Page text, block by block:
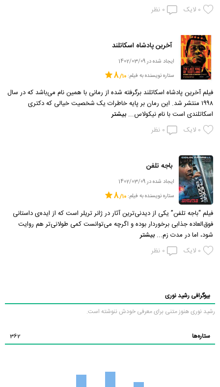
0 لایک 0 نظر
آخرین پادشاه اسکاتلند
ایجاد شده در 1402/03/09
ستاره نویسنده به فیلم:
8
فیلم آخرین پادشاه اسکاتلند برگرفته شده از رمانی با همین نام می‌باشد که در سال
۱۹۹۸ منتشر شد. این رمان بر پایه خاطرات یک شخصیت خیالی که دکتری
اسکاتلندی است با نام نیکولاس...بیشتر
0 لایک 0 نظر
باجه تلفن
ایجاد شده در 1402/03/09
ستاره نویسنده به فیلم:
8
فیلم “باجه تلفن” یکی از دیدنی‌ترین آثار در ژانر تریلر است که از ایده‌ی داستانی
فوق‌العاده جذابی برخوردار بوده و اگرچه می‌توانست کمی طولانی‌تر هم روایت
شود، اما در مدت زم...بیشتر
0 لایک 0 نظر
بیوگرافی رشید نوری
رشید نوری هنوز متنی برای معرفی خودش ننوشته است.
ستاره‌ها 362